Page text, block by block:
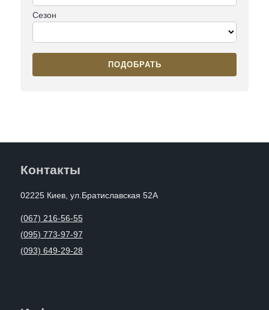
Сезон
ПОДОБРАТЬ
Контакты
02225 Киев, ул.Братиславская 52А
(067) 216-56-55
(095) 773-97-97
(093) 649-29-28